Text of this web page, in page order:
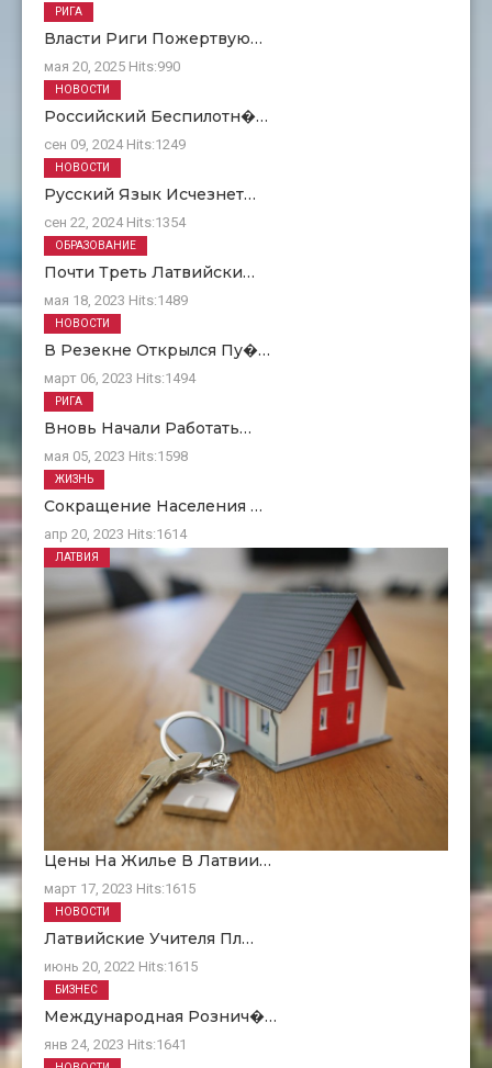
Власти Риги Пожертвую…
мая 20, 2025 Hits:990
РИГА
Российский Беспилотн�…
сен 09, 2024 Hits:1249
НОВОСТИ
Русский Язык Исчезнет…
сен 22, 2024 Hits:1354
НОВОСТИ
Почти Треть Латвийски…
мая 18, 2023 Hits:1489
ОБРАЗОВАНИЕ
В Резекне Открылся Пу�…
март 06, 2023 Hits:1494
НОВОСТИ
Вновь Начали Работать…
мая 05, 2023 Hits:1598
РИГА
Сокращение Населения …
апр 20, 2023 Hits:1614
ЖИЗНЬ
Цены На Жилье В Латвии…
март 17, 2023 Hits:1615
ЛАТВИЯ
Латвийские Учителя Пл…
июнь 20, 2022 Hits:1615
НОВОСТИ
Международная Рознич�…
янв 24, 2023 Hits:1641
БИЗНЕС